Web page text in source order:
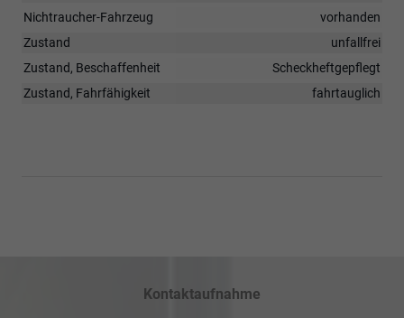
Nichtraucher-Fahrzeug
vorhanden
Zustand
unfallfrei
Zustand, Beschaffenheit
Scheckheftgepflegt
Zustand, Fahrfähigkeit
fahrtauglich
Kontaktaufnahme